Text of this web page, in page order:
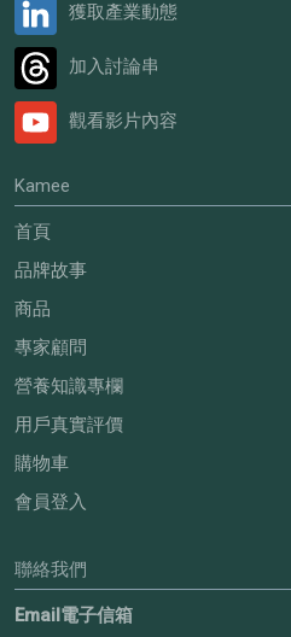
獲取產業動態
加入討論串
觀看影片內容
Kamee
首頁
品牌故事
商品
專家顧問
營養知識專欄
用戶真實評價
購物車
會員登入
聯絡我們
Email電子信箱